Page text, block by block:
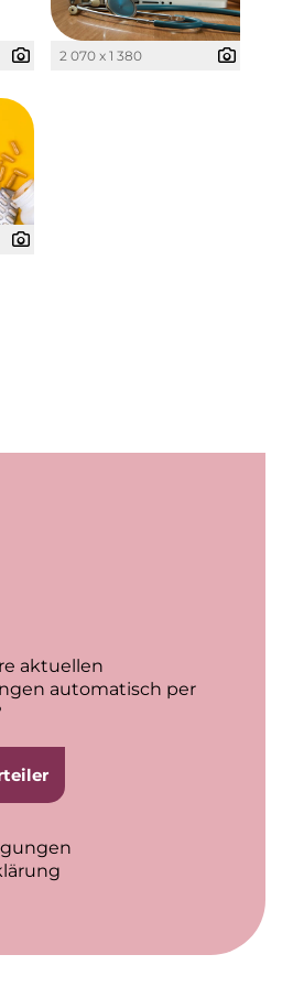
(CPN)
- Fotografie
Michael Ritter
München GmbH & Co. KG
2 070 x 1 380
aktuellen
automatisch per